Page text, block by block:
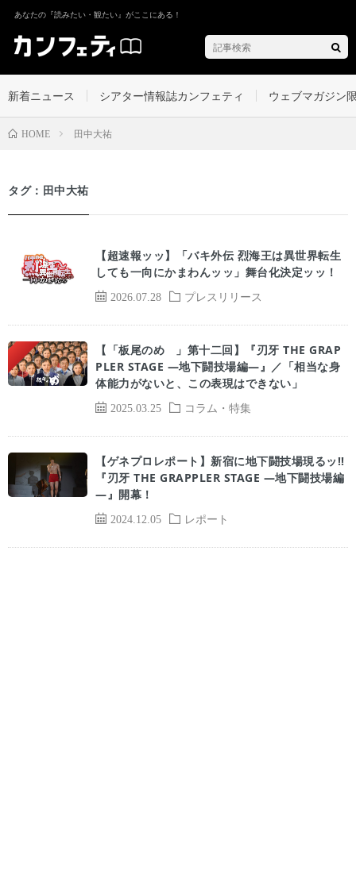
あなたの『読みたい・観たい』がここにある！
新着ニュース シアター情報誌カンフェティ ウェブマガジン
HOME 田中大祐
タグ：田中大祐
2026.07.28 プレスリリース
【超速報ッッ】「バキ外伝 烈海王は異世界転生
しても一向にかまわんッッ」舞台化決定ッッ！
2025.03.25 コラム・特集
【「板尾のめ゙」第十二回】『刃牙 THE GRAP
PLER STAGE ―地下闘技場編―』／「相当な身
体能力がないと、この表現はできない」
2024.12.05 レポート
【ゲネプロレポート】新宿に地下闘技場現るッ!!
『刃牙 THE GRAPPLER STAGE ―地下闘技場編
―』開幕！